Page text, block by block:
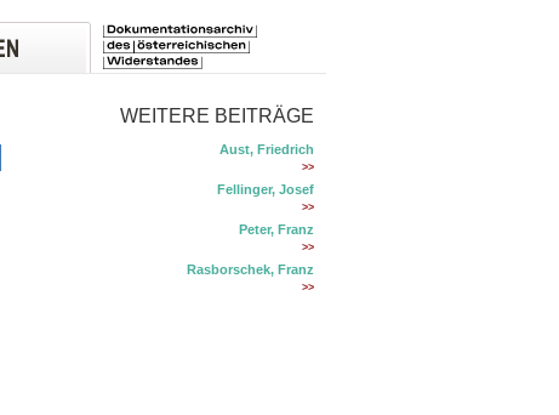
WEITERE BEITRÄGE
Aust, Friedrich
>>
Fellinger, Josef
>>
Peter, Franz
>>
Rasborschek, Franz
>>